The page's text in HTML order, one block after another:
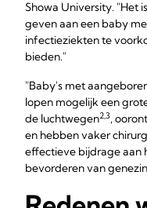
Showa University. "Het
geven aan een baby
infectieziekten te
bieden."
"Baby's met
lopen mogelijk een
de luchtwegen2,3,
en hebben vaker
effectieve bijdrage aan
bevorderen van